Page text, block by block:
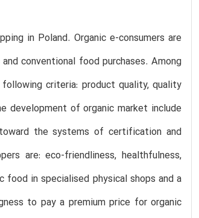
in Poland. Organic e-consumers are
conventional food purchases. Among
criteria: product quality, quality
development of organic market include
the systems of certification and
are: eco-friendliness, healthfulness,
in specialised physical shops and a
to pay a premium price for organic